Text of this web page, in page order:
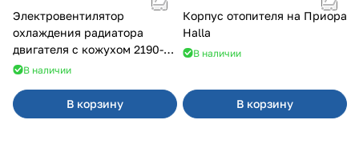
Электровентилятор
охлаждения радиатора
двигателя с кожухом 2190-
2194 н/о с кондиционером
В наличии
В корзину
Корпус отопителя на Приора
Halla
В наличии
В корзину